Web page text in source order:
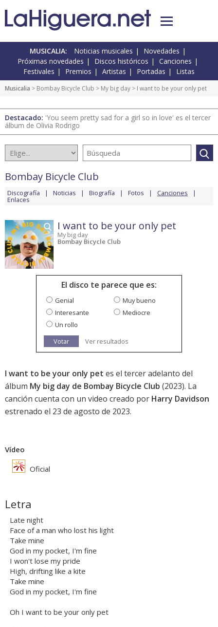
MUSICALIA: Noticias musicales
Novedades
Próximas novedades
Discos históricos
Canciones
Festivales
Premios Artistas Portadas Listas
Musicalia > Bombay Bicycle Club > My big day > I want to be your only pet
Destacado: 'You seem pretty sad for a girl so in love' es el tercer
álbum de Olivia Rodrigo
Bombay Bicycle Club
Discografía Noticias Biografía Fotos Canciones
Enlaces
I want to be your only pet
My big day
Bombay Bicycle Club
El disco te parece que es:
Genial
Muy bueno
Interesante
Mediocre
Un rollo
Votar
Ver resultados
I want to be your only pet es el tercer adelanto del
álbum My big day de Bombay Bicycle Club (2023). La
canción cuenta con un video creado por Harry Davidson
estrenado el 23 de agosto de 2023.
Vídeo
Oficial
Letra
Late night
Face of a man who lost his light
Take mine
God in my pocket, I'm fine
I won't lose my pride
High, drifting like a kite
Take mine
God in my pocket, I'm fine
Oh I want to be your only pet